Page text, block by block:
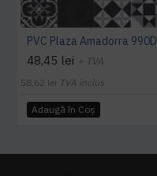
PVC Plaza Amadorra 990D
48,45 lei + TVA
58,62 lei TVA inclus
Adaugă în Coş